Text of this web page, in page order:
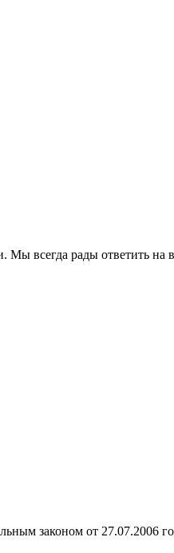
Мы всегда рады ответить на
законом от 27.07.2006